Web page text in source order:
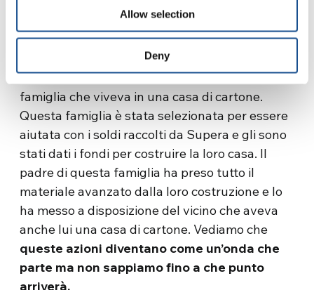
Allow selection
Deny
Che effetti produce l’aiuto ricevuto dalle
persone?
È un effetto che a volte non possiamo
nemmeno immaginare. Per esempio, c’era una
famiglia che viveva in una casa di cartone.
Questa famiglia è stata selezionata per essere
aiutata con i soldi raccolti da Supera e gli sono
stati dati i fondi per costruire la loro casa. Il
padre di questa famiglia ha preso tutto il
materiale avanzato dalla loro costruzione e lo
ha messo a disposizione del vicino che aveva
anche lui una casa di cartone. Vediamo che
queste azioni diventano come un’onda che
parte ma non sappiamo fino a che punto
arriverà.